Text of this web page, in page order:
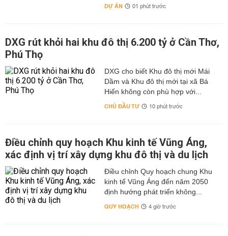
DỰ ÁN 01 phút trước
DXG rút khỏi hai khu đô thị 6.200 tỷ ở Cần Thơ,
Phú Thọ
DXG cho biết Khu đô thị mới Mái
Dầm và Khu đô thị mới tại xã Bá
Hiến không còn phù hợp với...
CHỦ ĐẦU TƯ 10 phút trước
Điều chỉnh quy hoạch Khu kinh tế Vũng Áng,
xác định vị trí xây dựng khu đô thị và du lịch
Điều chỉnh Quy hoạch chung Khu
kinh tế Vũng Áng đến năm 2050
định hướng phát triển không...
QUY HOẠCH 4 giờ trước